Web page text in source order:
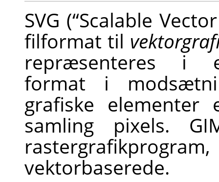
SVG (“Scalable
filformat til
repræsenteres i
format i
grafiske
samling pixels.
vektorbaserede.